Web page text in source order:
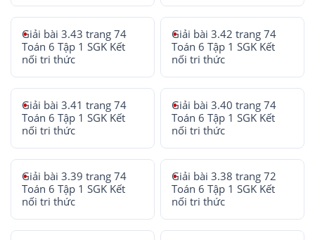
Giải bài 3.43 trang 74
Toán 6 Tập 1 SGK Kết
nối tri thức
Giải bài 3.42 trang 74
Toán 6 Tập 1 SGK Kết
nối tri thức
Giải bài 3.41 trang 74
Toán 6 Tập 1 SGK Kết
nối tri thức
Giải bài 3.40 trang 74
Toán 6 Tập 1 SGK Kết
nối tri thức
Giải bài 3.39 trang 74
Toán 6 Tập 1 SGK Kết
nối tri thức
Giải bài 3.38 trang 72
Toán 6 Tập 1 SGK Kết
nối tri thức